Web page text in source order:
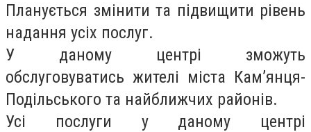
Планується змінити та підвищити рівень
надання усіх послуг.
У даному центрі зможуть
обслуговуватись жителі міста Кам’янця-
Подільського та найближчих районів.
Усі послуги у даному центрі